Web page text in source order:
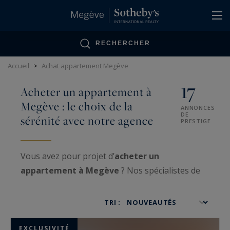
RECHERCHER
Accueil > Achat appartement Megève
Acheter un appartement à
Megève : le choix de la
sérénité avec notre agence
17
ANNONCES
DE
PRESTIGE
Vous avez pour projet d’acheter un
appartement à Megève ? Nos spécialistes de
compétences à votre service et vous aident à
TRI :
EXCLUSIVITÉ